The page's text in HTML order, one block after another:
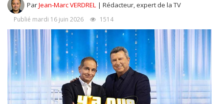
ParJean-Marc VERDREL | Rédacteur, expert de la TV
Publié mardi 16 juin 2026 1514